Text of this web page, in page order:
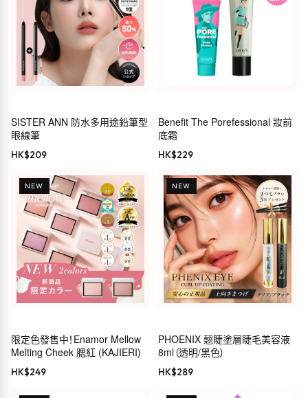
SISTER ANN 防水多用途鉛筆型
眼線筆
HK$209
Benefit The Porefessional 妝前
底霜
HK$229
NEW
限定色發售中！Enamor Mellow
Melting Cheek 腮紅 (KAJIERI)
HK$249
NEW
PHOENIX 翹睫塗層睫毛美容液
8ml（透明/黑色）
HK$289